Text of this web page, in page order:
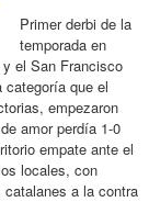
Primer derbi de la
temporada en
el San Francisco
categoría que el
empezaron
amor perdía 1-0
empate ante el
locales, con
catalanes a la contra